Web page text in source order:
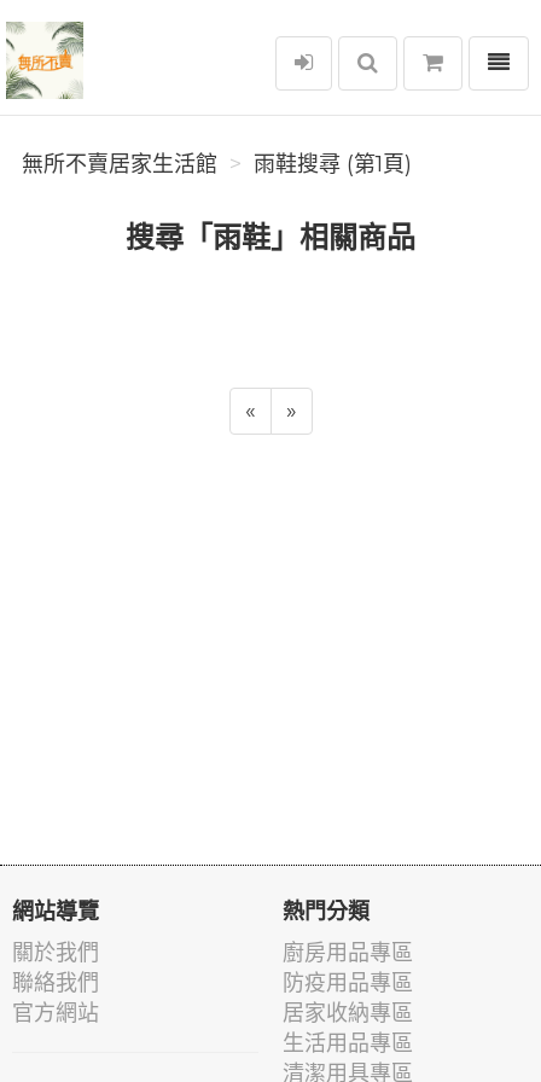
無所不賣居家生活館
選單
無所不賣居家生活館 雨鞋搜尋 (第1頁)
搜尋「雨鞋」相關商品
« »
網站導覽
關於我們
聯絡我們
官方網站
熱門分類
廚房用品專區
防疫用品專區
居家收納專區
生活用品專區
清潔用具專區